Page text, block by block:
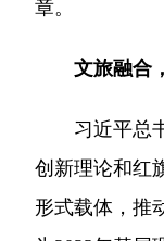
章。
文旅融合，
习近平总书
创新理论和红
形式载体，推